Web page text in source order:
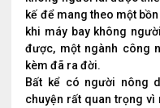
kế để mang theo một
khi máy bay không
được, một ngành công
kèm đã ra đời.
Bất kể có người nông
chuyện rất quan trọng